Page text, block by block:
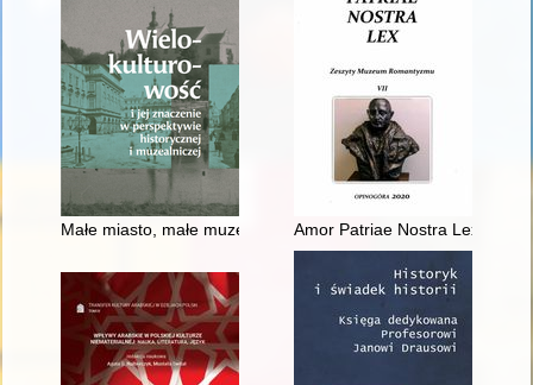
Małe miasto, małe muzeum, duży problem : kłopotliwe
Amor Patriae Nostra Lex :